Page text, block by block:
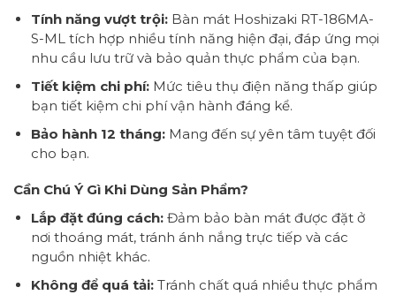
Tính năng vượt trội:Bàn mát Hoshizaki RT-186MA-
S-ML tích hợp nhiều tính năng hiện đại, đáp ứng mọi
nhu cầu lưu trữ và bảo quản thực phẩm của bạn.
Tiết kiệm chi phí:Mức tiêu thụ điện năng thấp giúp
bạn tiết kiệm chi phí vận hành đáng kể.
Bảo hành 12 tháng:Mang đến sự yên tâm tuyệt đối
cho bạn.
Cần Chú Ý Gì Khi Dùng Sản Phẩm?
Lắp đặt đúng cách:Đảm bảo bàn mát được đặt ở
nơi thoáng mát, tránh ánh nắng trực tiếp và các
nguồn nhiệt khác.
Không để quá tải:Tránh chất quá nhiều thực phẩm